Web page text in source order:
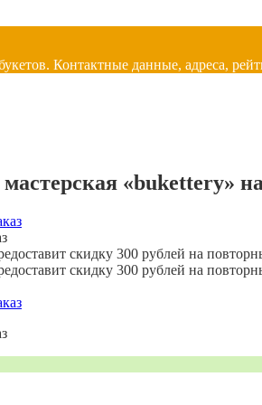
Контактные данные, адреса,
«bukettery» на
скидку 300 рублей на
скидку 300 рублей на